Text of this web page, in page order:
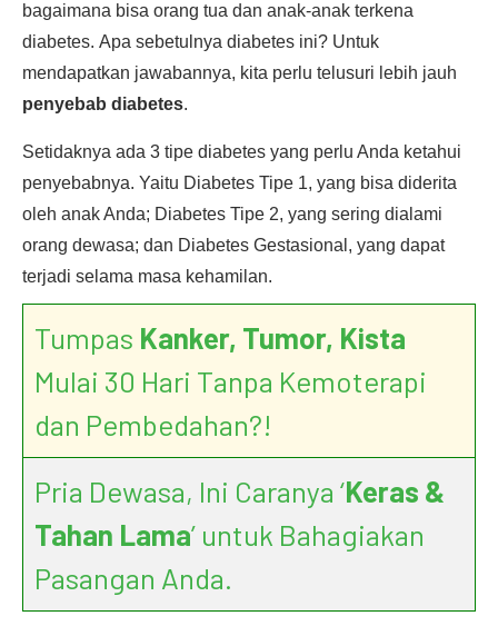
bagaimana bisa orang tua dan anak-anak terkena
diabetes. Apa sebetulnya diabetes ini? Untuk
mendapatkan jawabannya, kita perlu telusuri lebih jauh
penyebab diabetes.
Setidaknya ada 3 tipe diabetes yang perlu Anda ketahui
penyebabnya. Yaitu Diabetes Tipe 1, yang bisa diderita
oleh anak Anda; Diabetes Tipe 2, yang sering dialami
orang dewasa; dan Diabetes Gestasional, yang dapat
terjadi selama masa kehamilan.
Tumpas Kanker, Tumor, Kista
Mulai 30 Hari Tanpa Kemoterapi
dan Pembedahan?!
Pria Dewasa, Ini Caranya ‘Keras &
Tahan Lama’ untuk Bahagiakan
Pasangan Anda.